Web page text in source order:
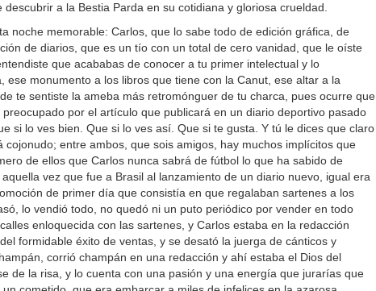
a la Bestia Parda en su cotidiana y gloriosa crueldad.
noche memorable: Carlos, que lo sabe todo de edición gráfica, de
de diarios, que es un tío con un total de cero vanidad, que le oíste
que acababas de conocer a tu primer intelectual y lo
ese monumento a los libros que tiene con la Canut, ese altar a la
te sentiste la ameba más retromónguer de tu charca, pues ocurre que
por el artículo que publicará en un diario deportivo pasado
si lo ves bien. Que si lo ves así. Que si te gusta. Y tú le dices que claro
cojonudo; entre ambos, que sois amigos, hay muchos implícitos que
de ellos que Carlos nunca sabrá de fútbol lo que ha sabido de
vez que fue a Brasil al lanzamiento de un diario nuevo, igual era
de primer día que consistía en que regalaban sartenes a los
lo vendió todo, no quedó ni un puto periódico por vender en todo
enloquecida con las sartenes, y Carlos estaba en la redacción
formidable éxito de ventas, y se desató la juerga de cánticos y
corrió champán en una redacción y ahí estaba el Dios del
de la risa, y lo cuenta con una pasión y una energía que jurarías que